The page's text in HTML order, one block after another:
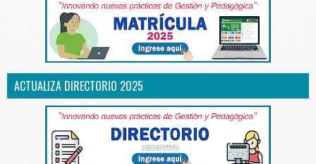
ACTUALIZA DIRECTORIO 2025